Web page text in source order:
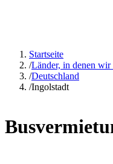
Startseite
/Länder, in denen wir
/Deutschland
/Ingolstadt